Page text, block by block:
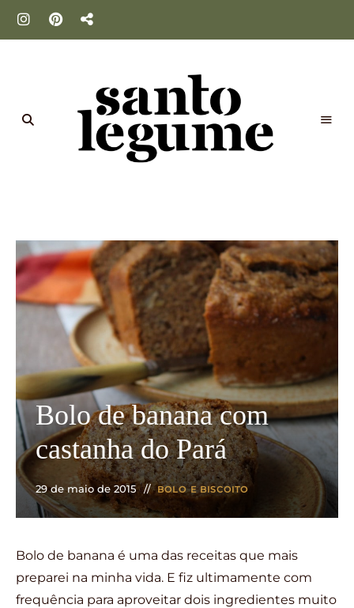
Legume
Bolo de banana com
castanha do Pará
29 de maio de 2015 BOLO E BISCOITO
Bolo de banana é uma das receitas que mais
preparei na minha vida. E fiz ultimamente com
frequência para aproveitar dois ingredientes muito